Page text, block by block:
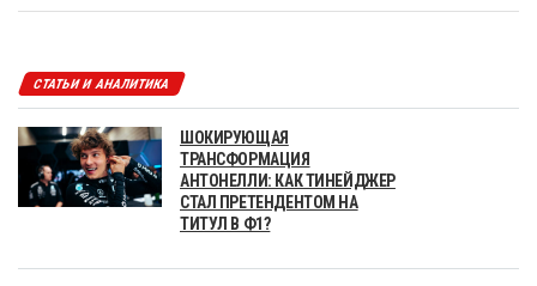
СТАТЬИ И АНАЛИТИКА
ШОКИРУЮЩАЯ
ТРАНСФОРМАЦИЯ
АНТОНЕЛЛИ: КАК ТИНЕЙДЖЕР
СТАЛ ПРЕТЕНДЕНТОМ НА
ТИТУЛ В Ф1?